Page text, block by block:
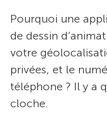
Pourquoi une
de dessin
votre
privées, et le
téléphone ? Il y a
cloche.